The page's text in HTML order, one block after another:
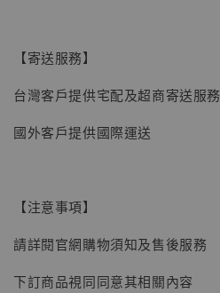
NT$ 4,980
NT$ 5,300
【寄送服務】
台灣客戶提供宅配及超商寄送服務
國外客戶提供國際運送
【注意事項】
請詳閱官網購物須知及售後服務
下訂商品視同同意其相關內容